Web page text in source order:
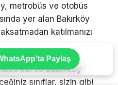
metrobüs ve otobüs
yer alan Bakırköy
katılmanızı
kursu Bakırköy
sınıflar, sizin gibi
Paylaş